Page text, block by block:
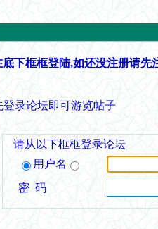
下框框登陆,如还没注册请先
录论坛即可游览帖子
请从以下框框登录论坛
用户名
密 码